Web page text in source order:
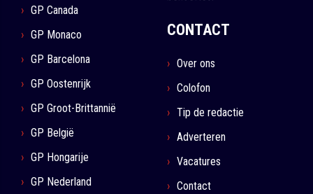
GP Canada
GP Monaco
GP Barcelona
GP Oostenrijk
GP Groot-Brittannië
GP België
GP Hongarije
GP Nederland
CONTACT
Over ons
Colofon
Tip de redactie
Adverteren
Vacatures
Contact